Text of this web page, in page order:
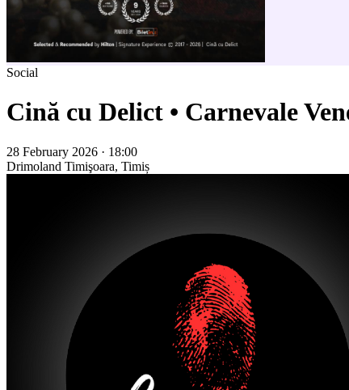
Social
Cină cu Delict • Carnevale
28 February 2026 · 18:00
Drimoland Timişoara, Timiș